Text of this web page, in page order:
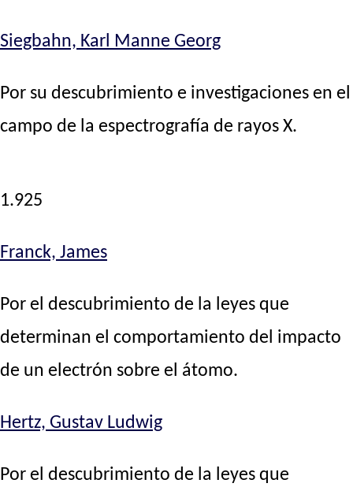
Siegbahn, Karl Manne Georg
Por su descubrimiento e investigaciones en el
campo de la espectrografía de rayos X.
1.925
Franck, James
Por el descubrimiento de la leyes que
determinan el comportamiento del impacto
de un electrón sobre el átomo.
Hertz, Gustav Ludwig
Por el descubrimiento de la leyes que